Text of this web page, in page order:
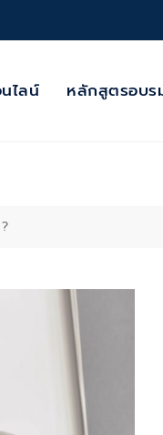
ไลน์ หลักสูตรอบร